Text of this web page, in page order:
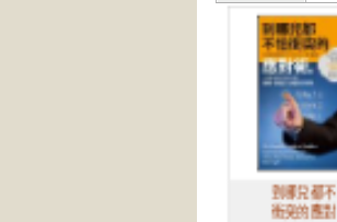
到哪兒都不怕
衝突的應對術